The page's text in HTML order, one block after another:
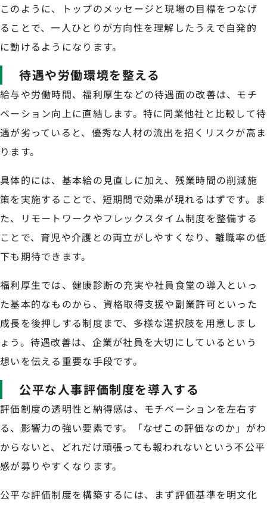
このように、トップのメッセージと現場の目標をつなげ
ることで、一人ひとりが方向性を理解したうえで自発的
に動けるようになります。
待遇や労働環境を整える
給与や労働時間、福利厚生などの待遇面の改善は、モチ
ベーション向上に直結します。特に同業他社と比較して待
遇が劣っていると、優秀な人材の流出を招くリスクが高ま
ります。
具体的には、基本給の見直しに加え、残業時間の削減施
策を実施することで、短期間で効果が現れるはずです。ま
た、リモートワークやフレックスタイム制度を整備する
ことで、育児や介護との両立がしやすくなり、離職率の低
下も期待できます。
福利厚生では、健康診断の充実や社員食堂の導入といっ
た基本的なものから、資格取得支援や副業許可といった
成長を後押しする制度まで、多様な選択肢を用意しまし
ょう。待遇改善は、企業が社員を大切にしているという
想いを伝える重要な手段です。
公平な人事評価制度を導入する
評価制度の透明性と納得感は、モチベーションを左右す
る、影響力の強い要素です。「なぜこの評価なのか」がわ
からないと、どれだけ頑張っても報われないという不公平
感が募りやすくなります。
公平な評価制度を構築するには、まず評価基準を明文化